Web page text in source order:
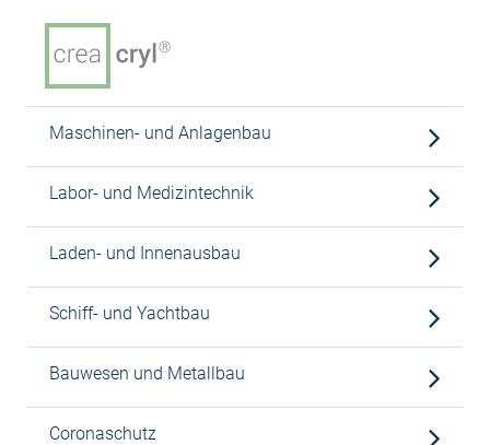
Maschinen- und Anlagenbau
Labor- und Medizintechnik
Laden- und Innenausbau
Schiff- und Yachtbau
Bauwesen und Metallbau
Coronaschutz